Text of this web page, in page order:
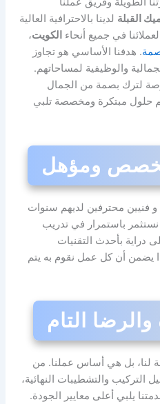
القبلة لدينا بالاحترافية العالية
في جميع أنحاء الكويت،
. هدفنا الأساسي هو تجاوز
والوظيفية لمساحاتهم.
لترك بصمة من الجمال
حلول مبتكرة ومخصصة تلبي
ومؤهل
و فنيين محترفين لديهم سنوات
باستمرار في تدريب
دراية بأحدث التقنيات
يضمن أن كل عمل نقوم به يتم
والرضا التام
لنا، بل هي أساس عملنا. من
التركيب والتشطيبات النهائية،
يلبي أعلى معايير الجودة.